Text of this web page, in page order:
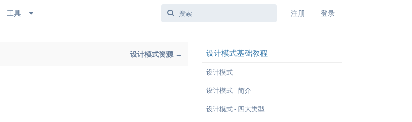
工具 注册 登录
设计模式资源 → 设计模式基础教程
设计模式
设计模式 - 简介
设计模式 - 四大类型